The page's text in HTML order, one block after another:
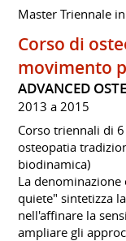
Master Triennale
Corso di
movimento
ADVANCED
2013 a 2015
Corso triennali di
osteopatia
biodinamica)
La
quiete" sintetizza
nell'affinare la
ampliare gli